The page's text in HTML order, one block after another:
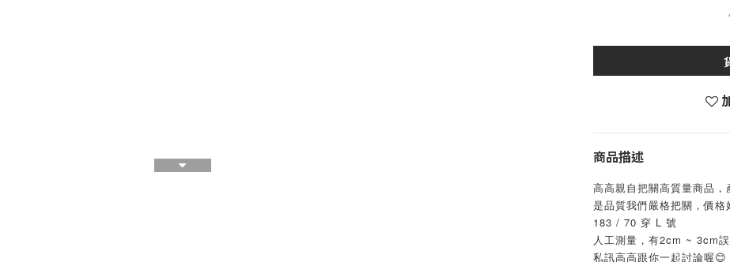
商品描述
高高親自把關高質量商品
是品質我們嚴格把關，價
183 / 70 穿 L 號
人工測量，有2cm ~ 3cm
私訊高高跟你一起討論喔😊